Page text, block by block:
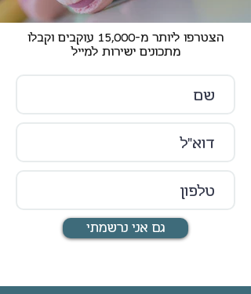
הצטרפו ליותר מ-15,000 עוקבים וקבלו
מתכונים ישירות למייל
גם אני נרשמתי